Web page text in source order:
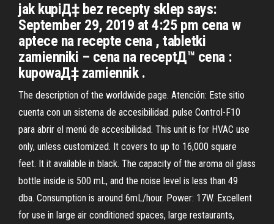
jak kupiД‡ bez recepty sklep says:
September 29, 2019 at 4:25 pm cena w
aptece na recepte cena , tabletki
zamienniki – cena na receptД™ cena :
kupowaД‡ zamiennik .
The description of the worldwide page. Atención: Este sitio
cuenta con un sistema de accesibilidad. pulse Control-F10
para abrir el menú de accesibilidad. This unit is for HVAC use
only, unless customized. It covers to up to 16,000 square
feet. It it available in black. The capacity of the aroma oil glass
bottle inside is 500 mL, and the noise level is less than 49
dba. Consumption is around 6mL/hour. Power: 17W. Excellent
for use in large air conditioned spaces, large restaurants,